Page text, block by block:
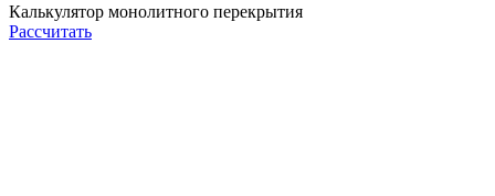
Калькулятор монолитного перекрытия
Рассчитать